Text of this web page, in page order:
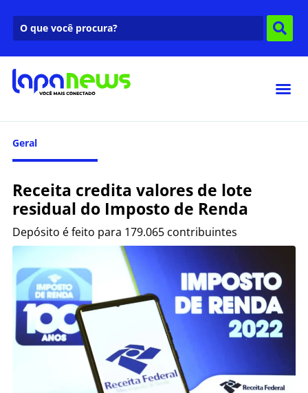
Geral
Receita credita valores de lote
residual do Imposto de Renda
Depósito é feito para 179.065 contribuintes